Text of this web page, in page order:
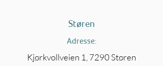
Støren
Adresse:
Kjørkvollveien 1, 7290 Støren